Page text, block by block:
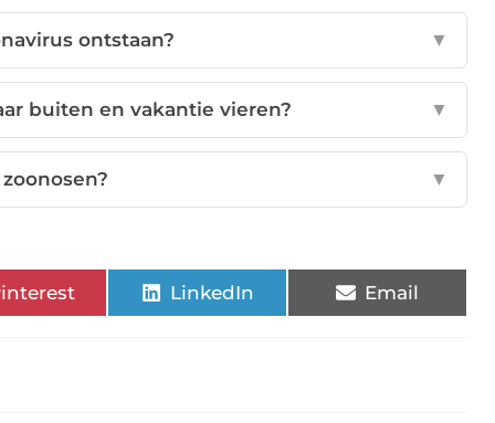
ontstaan? ▼
buiten en vakantie vieren? ▼
▼
LinkedIn Email